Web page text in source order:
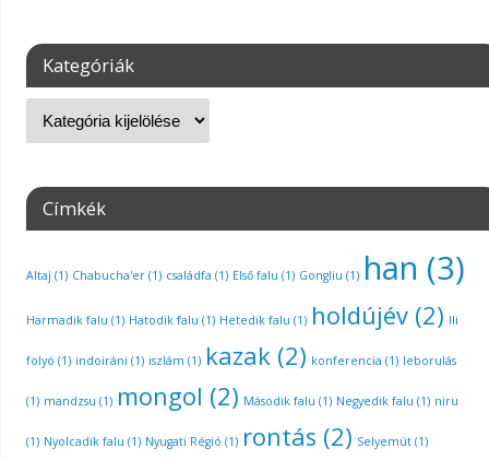
Kategóriák
Címkék
Altaj (1) Chabucha'er(1) családfa (1) Első falu (1) Gongliu (1) han (3)
Harmadik falu (1) Hatodik falu (1) Hetedik falu (1) holdújév(2) Ili
folyó (1) indoiráni (1) iszlám (1) kazak(2) konferencia (1) leborulás
(1) mandzsu (1) mongol (2) Második falu (1) Negyedik falu (1) niru
(1) Nyolcadik falu (1) Nyugati Régió (1) rontás (2) Selyemút(1)